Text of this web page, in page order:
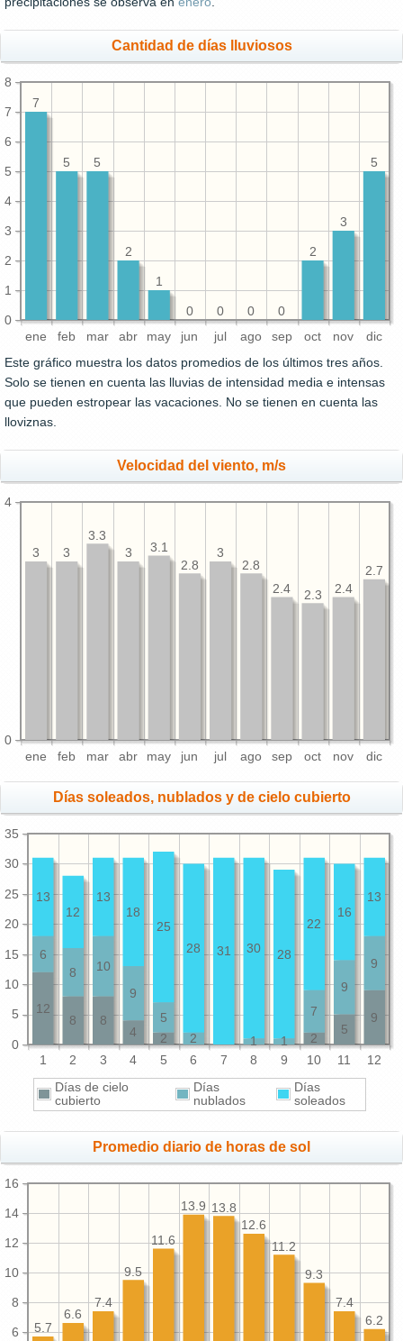
Cantidad de días lluviosos
ene feb mar abr may jun jul ago sep oct nov dic
0
1
2
3
4
5
6
7
8
5
3
2
0
0
0
0
1
2
5
5
7
Este gráfico muestra los datos promedios de los últimos tres años.
Solo se tienen en cuenta las lluvias de intensidad media e intensas
que pueden estropear las vacaciones. No se tienen en cuenta las
lloviznas.
Velocidad del viento, m/s
ene feb mar abr may jun jul ago sep oct nov dic
0
4
2.7
2.4
2.3
2.4
2.8
3
2.8
3.1
3
3.3
3
3
Días soleados, nublados y de cielo cubierto
1 2 3 4 5 6 7 8 9 10 11 12
0
5
10
15
20
25
30
35
9
5
2
2
4
8
8
12
9
9
7
1
1
2
5
9
10
8
6
13
16
22
28
30
31
28
25
18
13
12
13
Días de cielo
cubierto
Días
nublados
Días
soleados
Promedio diario de horas de sol
6
8
10
12
14
16
6.2
7.4
9.3
11.2
12.6
13.8
13.9
11.6
9.5
7.4
6.6
5.7